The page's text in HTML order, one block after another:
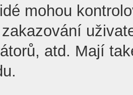
mohou
atd. Mají